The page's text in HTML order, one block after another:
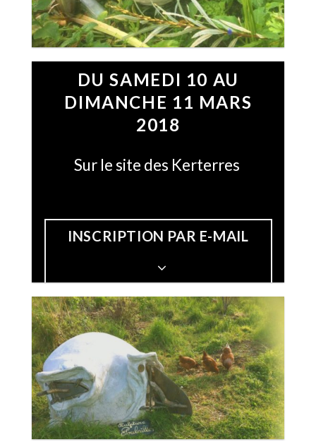
DU SAMEDI 10 AU
DIMANCHE 11 MARS
2018
Sur le site des Kerterres
INSCRIPTION PAR E-MAIL